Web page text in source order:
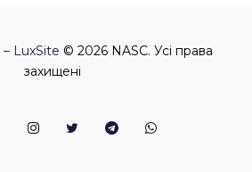
– LuxSite © 2026 NASC. Усі права
захищені